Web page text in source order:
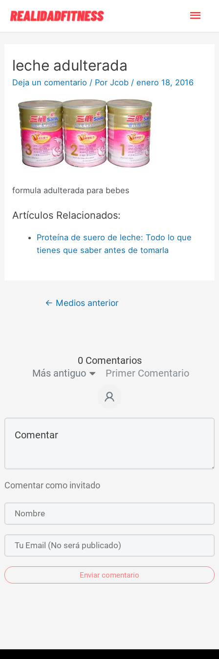
leche adulterada
Deja un comentario / PorJcob /enero 18, 2016
formula adulterada para bebes
Artículos Relacionados:
Proteína de suero de leche: Todo lo que
tienes que saber antes de tomarla
← Medios anterior
0 Comentarios
Más antiguo
Primer Comentario
Comentar como invitado
Enviar comentario